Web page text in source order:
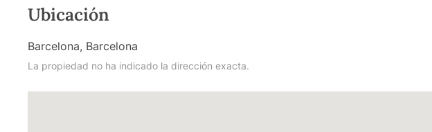
Ubicación
Barcelona, Barcelona
La propiedad no ha indicado la dirección exacta.